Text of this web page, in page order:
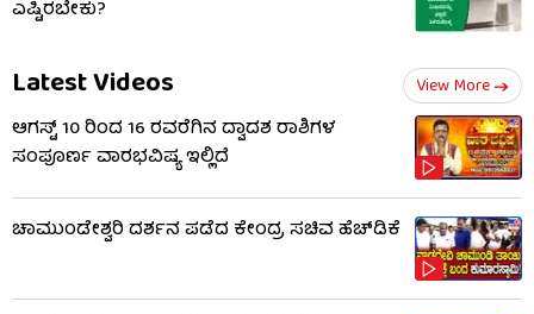
ಎಷ್ಟಿರಬೇಕು?
Latest Videos View More
ಆಗಸ್ಟ್ 10 ರಿಂದ 16 ರವರೆಗಿನ ದ್ವಾದಶ ರಾಶಿಗಳ
ಸಂಪೂರ್ಣ ವಾರಭವಿಷ್ಯ ಇಲ್ಲಿದೆ
ಚಾಮುಂಡೇಶ್ವರಿ ದರ್ಶನ ಪಡೆದ ಕೇಂದ್ರ ಸಚಿವ ಹೆಚ್​​ಡಿಕೆ